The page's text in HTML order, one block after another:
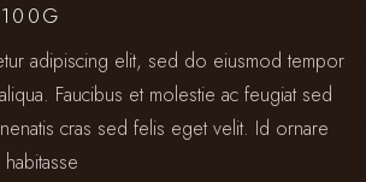
adipiscing elit, sed do eiusmod tempor
Faucibus et molestie ac feugiat sed
cras sed felis eget velit. Id ornare